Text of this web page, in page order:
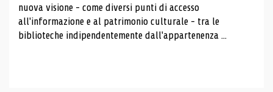
nuova visione - come diversi punti di accesso
all'informazione e al patrimonio culturale - tra le
biblioteche indipendentemente dall'appartenenza ...